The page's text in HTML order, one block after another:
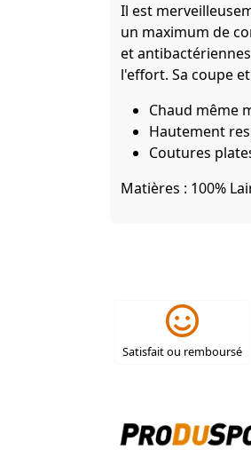
Il est
un maximum de
et
l'effort. Sa coupe
Chaud même
Hautement
Coutures
Matières : 100%
Satisfait ou remboursé